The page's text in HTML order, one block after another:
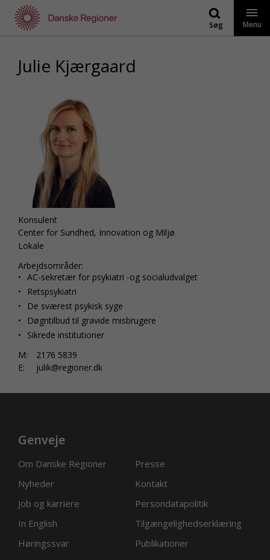
indhold
Søg Menu
Julie Kjærgaard
Konsulent
Center for Sundhed, Innovation og Miljø
Lokale
Arbejdsområder:
AC-sekretær for psykiatri -og socialudvalget
Retspsykiatri
De sværest psykisk syge
Døgntilbud til gravide misbrugere
Sikrede institutioner
M:
2176 5839
E:
julik@regioner.dk
Genveje
Om Danske Regioner
Presse
Nyheder
Kontakt
Job og karriere
Persondatapolitik
In English
Tilgængelighedserklæring
Høringssvar
Publikationer